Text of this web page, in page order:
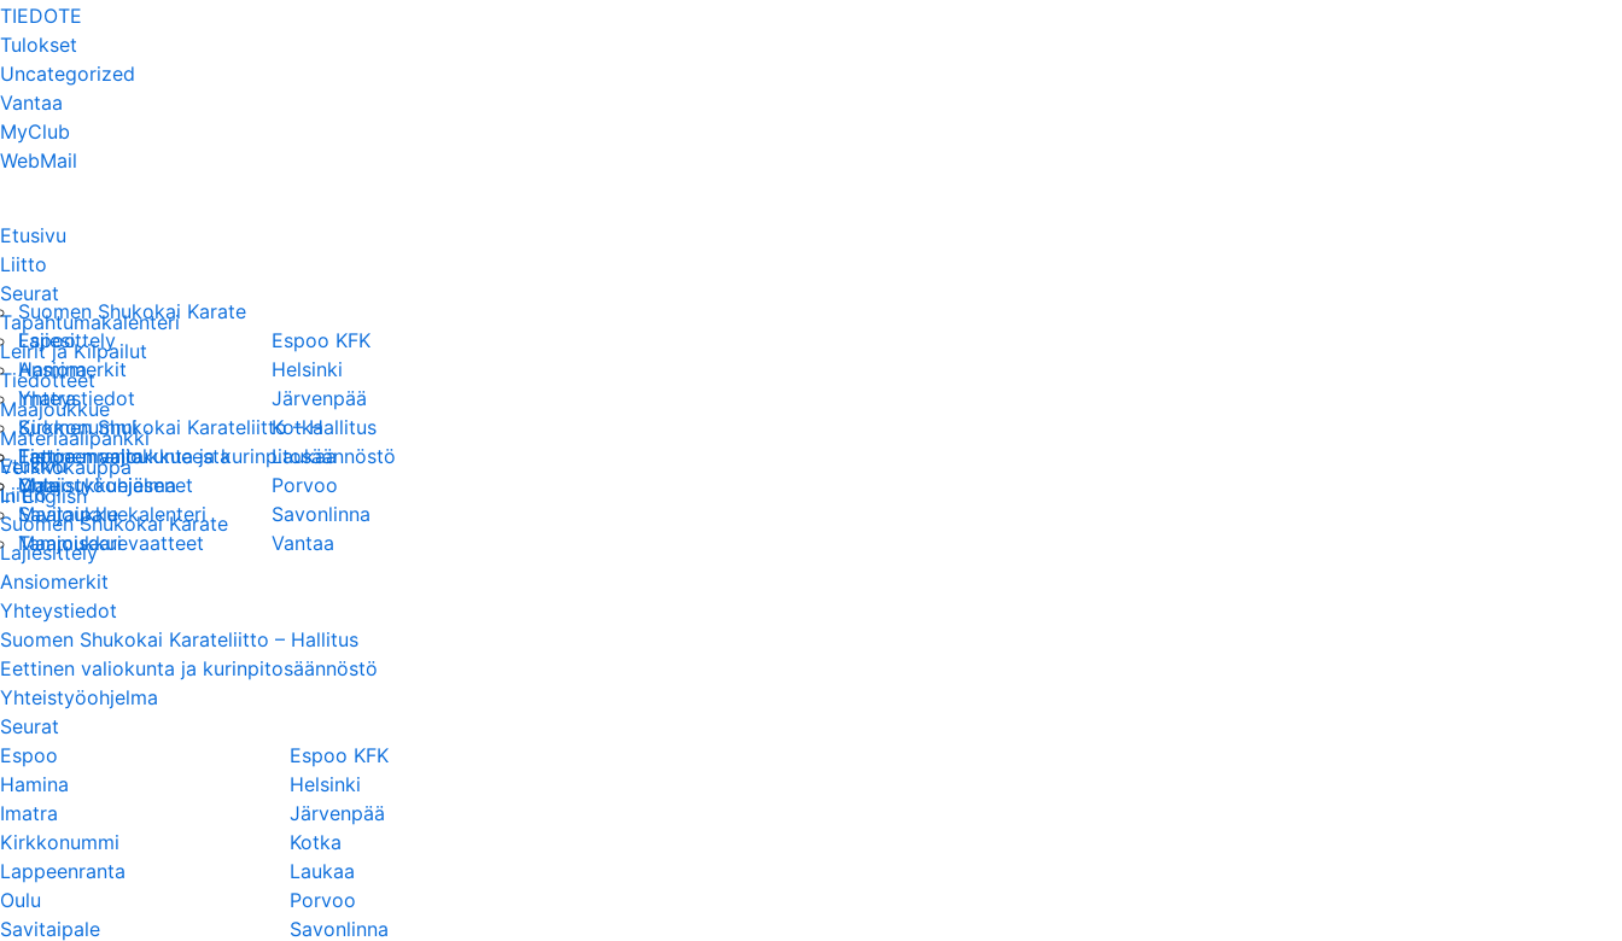
TIEDOTE
Tulokset
Uncategorized
Vantaa
MyClub
WebMail
Etusivu
Liitto
Suomen Shukokai Karate
Lajiesittely
Ansiomerkit
Yhteystiedot
Suomen Shukokai Karateliitto – Hallitus
Eettinen valiokunta ja kurinpitosäännöstö
Yhteistyöohjelma
Seurat
Espoo
Espoo KFK
Hamina
Helsinki
Imatra
Järvenpää
Kirkkonummi
Kotka
Lappeenranta
Laukaa
Oulu
Porvoo
Savitaipale
Savonlinna
Tammisaari
Vantaa
Tapahtumakalenteri
Leirit ja Kilpailut
Tiedotteet
Maajoukkue
Tietoa maajoukkueesta
Maajoukkuejäsenet
Maajoukkuekalenteri
Maajoukkuevaatteet
Materiaalipankki
Verkkokauppa
In English
Etusivu
Liitto
Suomen Shukokai Karate
Lajiesittely
Ansiomerkit
Yhteystiedot
Suomen Shukokai Karateliitto – Hallitus
Eettinen valiokunta ja kurinpitosäännöstö
Yhteistyöohjelma
Seurat
Espoo
Espoo KFK
Hamina
Helsinki
Imatra
Järvenpää
Kirkkonummi
Kotka
Lappeenranta
Laukaa
Oulu
Porvoo
Savitaipale
Savonlinna